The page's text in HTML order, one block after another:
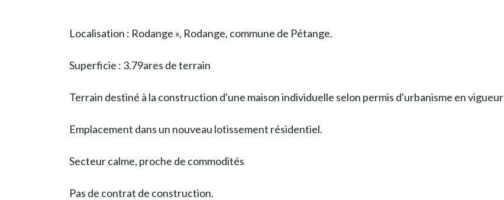
Localisation : Rodange », Rodange, commune de Pétange.
Superficie : 3.79ares de terrain
Terrain destiné à la construction d'une maison individuelle selon permis d'urbanisme en vigueur
Emplacement dans un nouveau lotissement résidentiel.
Secteur calme, proche de commodités
Pas de contrat de construction.